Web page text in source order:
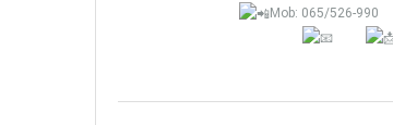
Mob: 065/526-990